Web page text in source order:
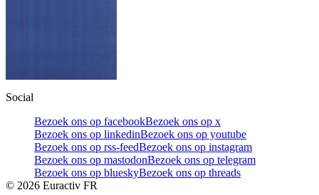
Social
Bezoek ons op facebookBezoek ons op x
Bezoek ons op linkedinBezoek ons op youtube
Bezoek ons op rss-feedBezoek ons op instagram
Bezoek ons op mastodonBezoek ons op telegram
Bezoek ons op blueskyBezoek ons op threads
© 2026 Euractiv FR